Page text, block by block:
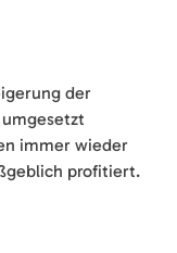
der
immer wieder
profitiert.